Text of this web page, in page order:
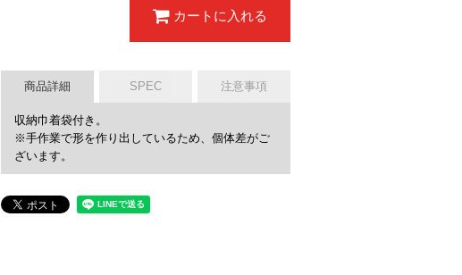
カートに入れる
商品詳細 SPEC 注意事項
収納巾着袋付き。
※手作業で形を作り出しているため、個体差がご
ざいます。